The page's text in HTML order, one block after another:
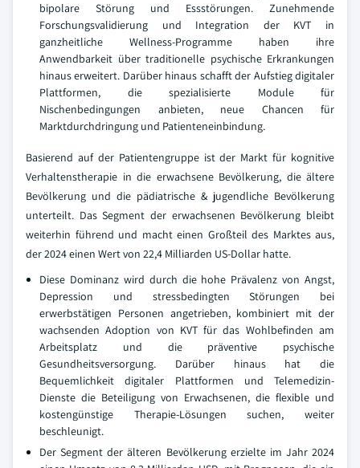
bipolare Störung und Essstörungen. Zunehmende
Forschungsvalidierung und Integration der KVT in
ganzheitliche Wellness-Programme haben ihre
Anwendbarkeit über traditionelle psychische Erkrankungen
hinaus erweitert. Darüber hinaus schafft der Aufstieg digitaler
Plattformen, die spezialisierte Module für
Nischenbedingungen anbieten, neue Chancen für
Marktdurchdringung und Patienteneinbindung.
Basierend auf der Patientengruppe ist der Markt für kognitive
Verhaltenstherapie in die erwachsene Bevölkerung, die ältere
Bevölkerung und die pädiatrische & jugendliche Bevölkerung
unterteilt. Das Segment der erwachsenen Bevölkerung bleibt
weiterhin führend und macht einen Großteil des Marktes aus,
der 2024 einen Wert von 22,4 Milliarden US-Dollar hatte.
Diese Dominanz wird durch die hohe Prävalenz von Angst,
Depression und stressbedingten Störungen bei
erwerbstätigen Personen angetrieben, kombiniert mit der
wachsenden Adoption von KVT für das Wohlbefinden am
Arbeitsplatz und die präventive psychische
Gesundheitsversorgung. Darüber hinaus hat die
Bequemlichkeit digitaler Plattformen und Telemedizin-
Dienste die Beteiligung von Erwachsenen, die flexible und
kostengünstige Therapie-Lösungen suchen, weiter
beschleunigt.
Der Segment der älteren Bevölkerung erzielte im Jahr 2024